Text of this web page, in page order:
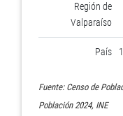
Región de
Valparaíso
País
Fuente: Censo de
Población 2024, INE